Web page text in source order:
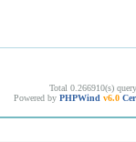
Total 0.266910(s)
Powered by PHPWind v6.0